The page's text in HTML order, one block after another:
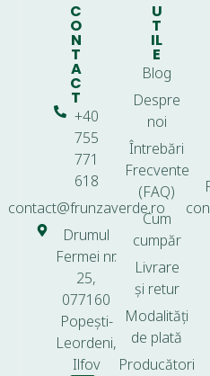
C
O
N
T
A
C
T
+40
755
771
618
contact@frunzaverde.ro
Drumul
Fermei nr.
25,
077160
Popești-
Leordeni,
Ilfov
U
T
IL
E
Blog
Despre
noi
Întrebări
Frecvente
(FAQ)
Cum
cumpăr
Livrare
și retur
Modalități
de plată
Producători